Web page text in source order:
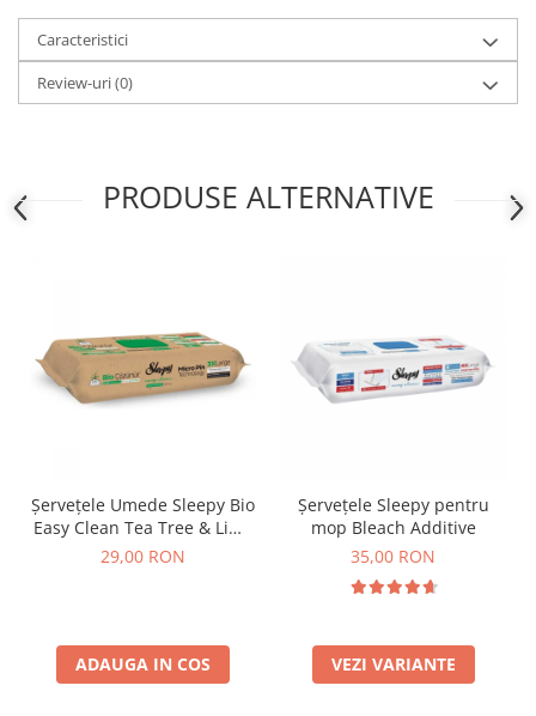
Caracteristici
Review-uri(0)
PRODUSE ALTERNATIVE
Șervețele Umede Sleepy Bio
Easy Clean Tea Tree & Lime
Multisuprafețe, 50 Buc
29,00 RON
ADAUGA IN COS
Șervețele Sleepy pentru
mop Bleach Additive
35,00 RON
VEZI VARIANTE